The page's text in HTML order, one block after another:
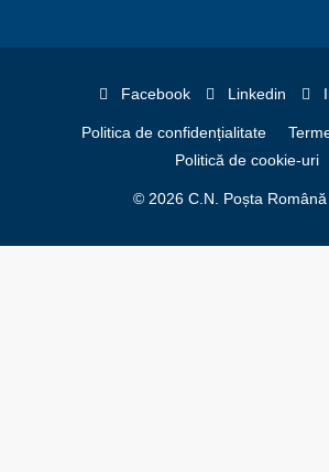
Facebook Linkedin
Politica de confidențialitate
Politică de cookie-uri
© 2026 C.N. Poșta Română